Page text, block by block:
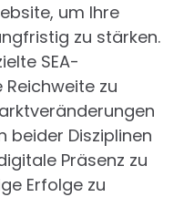
um Ihre
zu stärken.
SEA-
zu
beider Disziplinen
Präsenz zu
Erfolge zu